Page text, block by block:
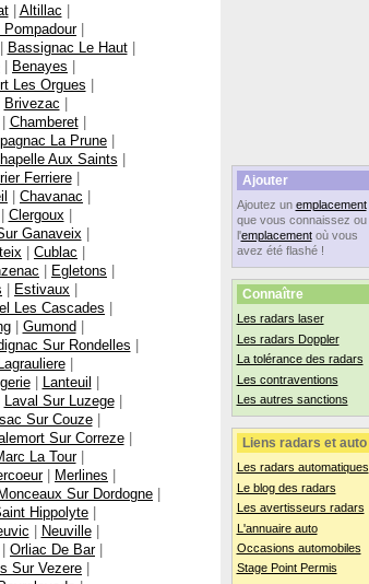
Ajouter
Ajoutez un emplacement
que vous connaissez ou
l'emplacementoù vous
avez été flashé !
Connaître
Les radars laser
Les radars Doppler
La tolérance des radars
Les contraventions
Les autres sanctions
Liens radars et auto
Les radars automatiques
Le blog des radars
Les avertisseurs radars
L'annuaire auto
Occasions automobiles
Stage Point Permis
| Altillac |
Pompadour|
| Bassignac Le Haut|
| Benayes |
Les Orgues |
Brivezac |
| Chamberet|
La Prune |
Aux Saints |
Ferriere|
| Chavanac |
Clergoux |
Ganaveix |
| Cublac |
| Egletons |
| Estivaux |
Les Cascades |
| Gumond|
Sur Rondelles |
|
| Lanteuil |
Laval Sur Luzege|
Sur Couze|
Sur Correze|
La Tour|
| Merlines |
Sur Dordogne |
Hippolyte |
| Neuville|
| Orliac De Bar|
Sur Vezere |